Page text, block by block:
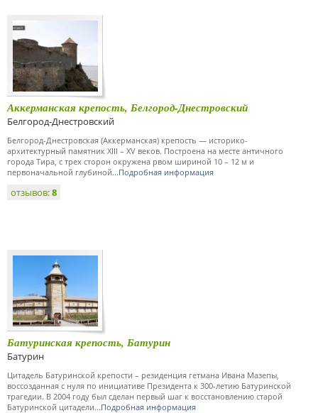
Аккерманская крепость, Белгород-Днестровский
Белгород-Днестровский
Белгород-Днестровская (Аккерманская) крепость — историко-
архитектурный памятник XIII – XV веков. Построена на месте античного
города Тира, с трех сторон окружена рвом шириной 10 – 12 м и
первоначальной глубиной...Подробная информация
отзывов:8
Батуринская крепость, Батурин
Батурин
Цитадель Батуринской крепости – резиденция гетмана Ивана Мазепы,
воссозданная с нуля по инициативе Президента к 300-летию Батуринской
трагедии. В 2004 году был сделан первый шаг к восстановлению старой
Батуринской цитадели...Подробная информация